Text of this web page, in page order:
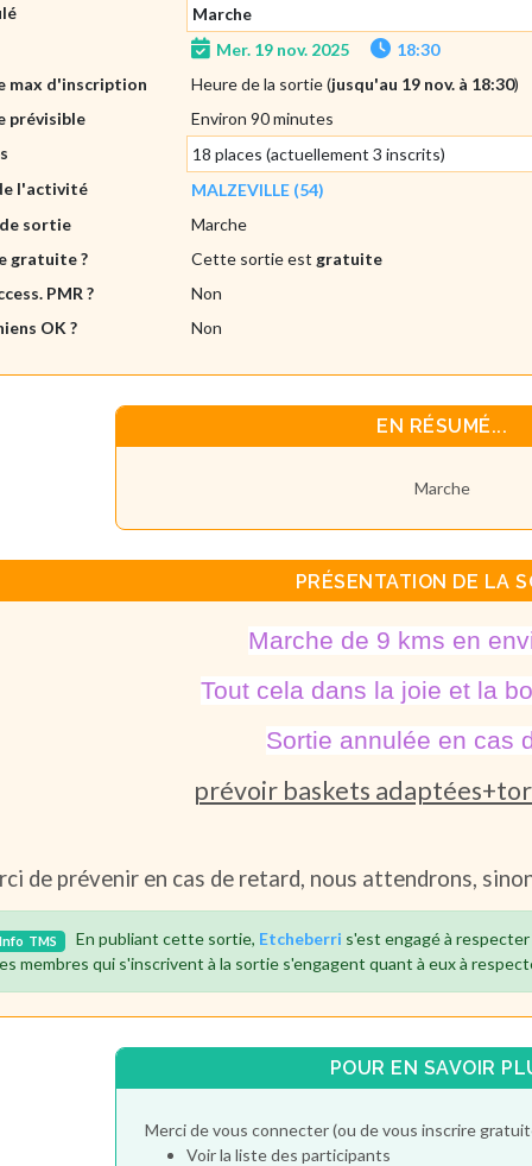
Marche
Mer. 19 nov. 2025
18:30
max d'inscription
Heure de la sortie (jusqu'au 19 nov. à 18:30)
prévisible
Environ 90 minutes
18 places (actuellement 3 inscrits)
l'activité
MALZEVILLE (54)
sortie
Marche
gratuite ?
Cette sortie est gratuite
PMR ?
Non
OK ?
Non
EN RÉSUMÉ...
Marche
PRÉSENTATION DE LA
Marche de 9 kms en
Tout cela dans la joie et la
Sortie annulée en cas
prévoir baskets
de prévenir en cas de retard, nous attendrons,
Info TMS En publiant cette sortie, Etcheberri s'est engagé à
membres qui s'inscrivent à la sortie s'engagent quant à eux à
POUR EN SAVOIR
Merci de vous connecter (ou de vous inscrire
Voir la liste des participants